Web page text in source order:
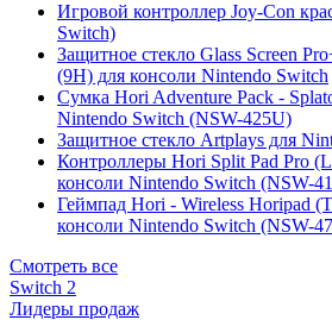
Игровой контроллер Joy-Con
Switch)
Защитное стекло Glass Screen
(9H) для консоли Nintendo Switch
Сумка Hori Adventure Pack -
Nintendo Switch (NSW-425U)
Защитное стекло Artplays для
Контроллеры Hori Split Pad Pro
консоли Nintendo Switch (NSW-
Геймпад Hori - Wireless Horipad
консоли Nintendo Switch (NSW-
Смотреть все
Switch 2
Лидеры продаж